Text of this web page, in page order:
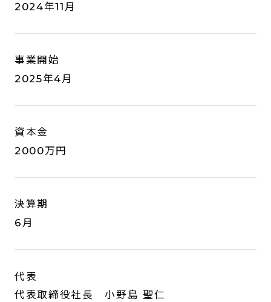
2024年11月
事業開始
2025年4月
資本金
2000万円
決算期
6月
代表
代表取締役社長 小野島 聖仁